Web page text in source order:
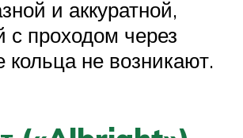
и аккуратной,
с проходом через
кольца не возникают.